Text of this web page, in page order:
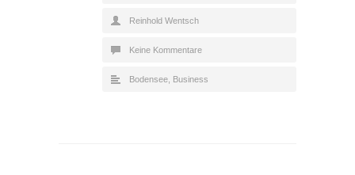
Reinhold Wentsch
Keine Kommentare
Bodensee Business